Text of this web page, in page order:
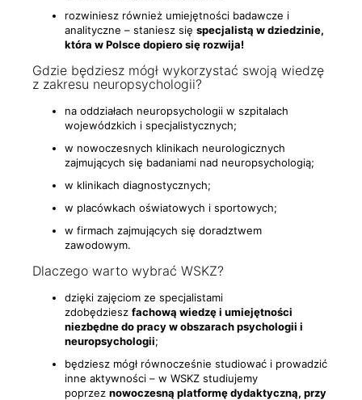
rozwiniesz również umiejętności badawcze i
analityczne – staniesz sięspecjalistą w dziedzinie,
która w Polsce dopiero się rozwija!
Gdzie będziesz mógł wykorzystać swoją wiedzę
z zakresu neuropsychologii?
na oddziałach neuropsychologii w szpitalach
wojewódzkich i specjalistycznych;
w nowoczesnych klinikach neurologicznych
zajmujących się badaniami nad neuropsychologią;
w klinikach diagnostycznych;
w placówkach oświatowych i sportowych;
w firmach zajmujących się doradztwem
zawodowym.
Dlaczego warto wybrać WSKZ?
dzięki zajęciom ze specjalistami
zdobędzieszfachową wiedzę i umiejętności
niezbędne do pracy w obszarach psychologii i
neuropsychologii;
będziesz mógł równocześnie studiować i prowadzić
inne aktywności – w WSKZ studiujemy
poprzeznowoczesną platformę dydaktyczną, przy